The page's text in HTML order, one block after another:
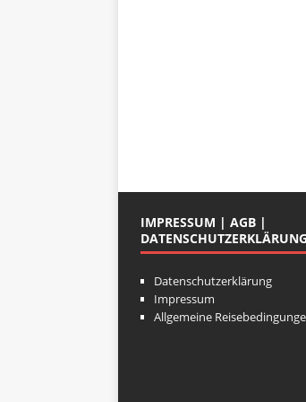
IMPRESSUM | AGB |
DATENSCHUTZERKLÄRUNG
Datenschutzerklärung
Impressum
Allgemeine